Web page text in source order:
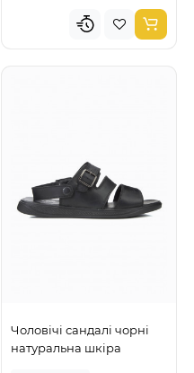
Чоловічі сандалі чорні
натуральна шкіра